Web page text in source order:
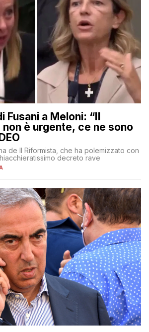
Fusani a Meloni: “Il
è urgente, ce ne sono
de Il Riformista, che ha polemizzato con
decreto rave